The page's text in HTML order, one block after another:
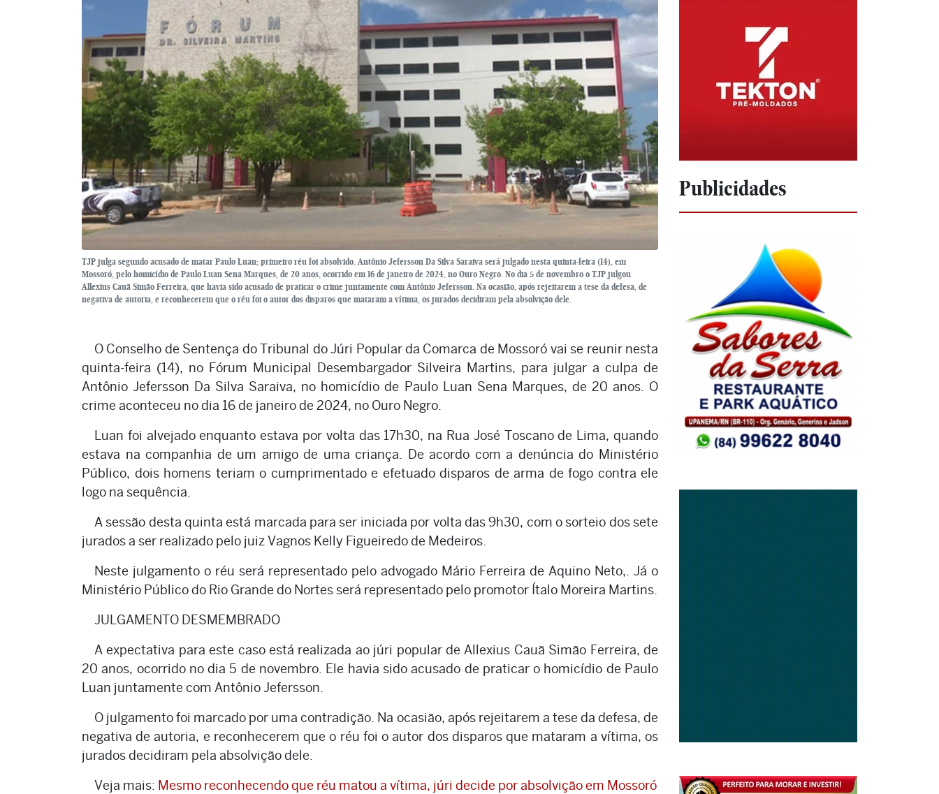
TJP julga segundo acusado de matar Paulo Luan; primeiro réu foi absolvido. Antônio Jefersson Da Silva Saraiva será julgado nesta quinta-feira (14), em
Mossoró, pelo homicídio de Paulo Luan Sena Marques, de 20 anos, ocorrido em 16 de janeiro de 2024, no Ouro Negro. No dia 5 de novembro o TJP julgou
Allexius Cauã Simão Ferreira, que havia sido acusado de praticar o crime juntamente com Antônio Jefersson. Na ocasião, após rejeitarem a tese da defesa, de
negativa de autoria, e reconhecerem que o réu foi o autor dos disparos que mataram a vítima, os jurados decidiram pela absolvição dele.
O Conselho de Sentença do Tribunal do Júri Popular da Comarca de Mossoró vai se reunir nesta
quinta-feira (14), no Fórum Municipal Desembargador Silveira Martins, para julgar a culpa de
Antônio Jefersson Da Silva Saraiva, no homicídio de Paulo Luan Sena Marques, de 20 anos. O
crime aconteceu no dia 16 de janeiro de 2024, no Ouro Negro.
Luan foi alvejado enquanto estava por volta das 17h30, na Rua José Toscano de Lima, quando
estava na companhia de um amigo de uma criança. De acordo com a denúncia do Ministério
Público, dois homens teriam o cumprimentado e efetuado disparos de arma de fogo contra ele
logo na sequência.
A sessão desta quinta está marcada para ser iniciada por volta das 9h30, com o sorteio dos sete
jurados a ser realizado pelo juiz Vagnos Kelly Figueiredo de Medeiros.
Neste julgamento o réu será representado pelo advogado Mário Ferreira de Aquino Neto,. Já o
Ministério Público do Rio Grande do Nortes será representado pelo promotor Ítalo Moreira Martins.
JULGAMENTO DESMEMBRADO
A expectativa para este caso está realizada ao júri popular de Allexius Cauã Simão Ferreira, de
20 anos, ocorrido no dia 5 de novembro. Ele havia sido acusado de praticar o homicídio de Paulo
Luan juntamente com Antônio Jefersson.
O julgamento foi marcado por uma contradição. Na ocasião, após rejeitarem a tese da defesa, de
negativa de autoria, e reconhecerem que o réu foi o autor dos disparos que mataram a vítima, os
jurados decidiram pela absolvição dele.
Veja mais: Mesmo reconhecendo que réu matou a vítima, júri decide por absolvição em Mossoró
Publicidades